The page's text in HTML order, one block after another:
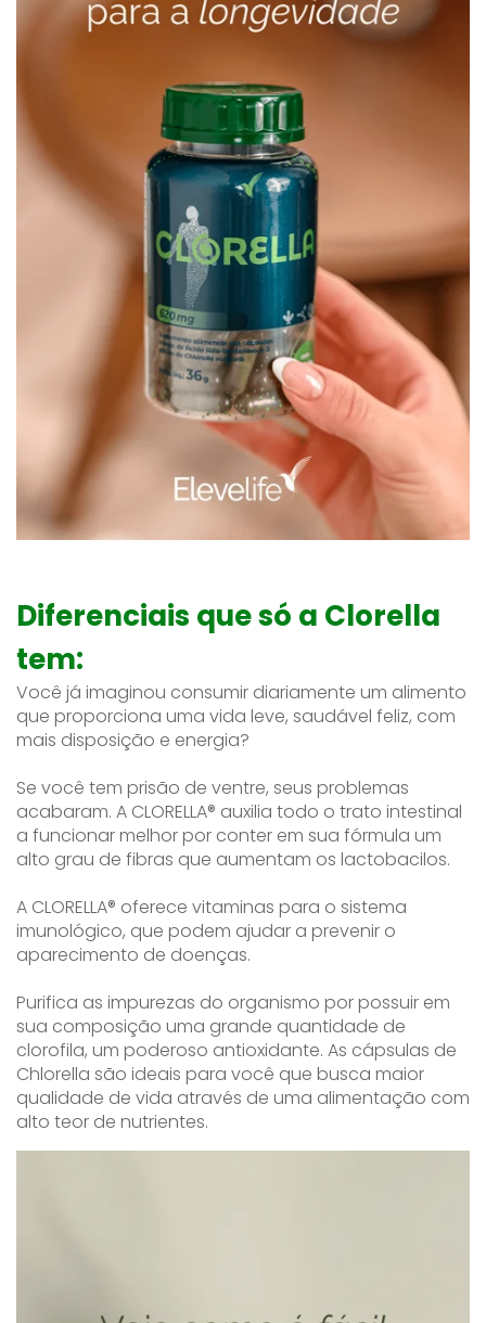
Diferenciais que só a Clorella
tem:
Você já imaginou consumir diariamente um alimento
que proporciona uma vida leve, saudável feliz, com
mais disposição e energia?
Se você tem prisão de ventre, seus problemas
acabaram. A CLORELLA® auxilia todo o trato intestinal
a funcionar melhor por conter em sua fórmula um
alto grau de fibras que aumentam os lactobacilos.
A CLORELLA® oferece vitaminas para o sistema
imunológico, que podem ajudar a prevenir o
aparecimento de doenças.
Purifica as impurezas do organismo por possuir em
sua composição uma grande quantidade de
clorofila, um poderoso antioxidante. As cápsulas de
Chlorella são ideais para você que busca maior
qualidade de vida através de uma alimentação com
alto teor de nutrientes.